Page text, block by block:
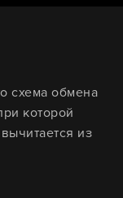
схема обмена
которой
из